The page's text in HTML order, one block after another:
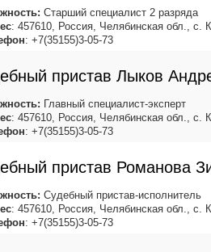
Старший специалист 2 разряда
: 457610, Россия, Челябинская обл., с.
: +7(35155)3-05-73
пристав Лыков
Главный специалист-эксперт
: 457610, Россия, Челябинская обл., с.
: +7(35155)3-05-73
пристав Романова
Судебный пристав-исполнитель
: 457610, Россия, Челябинская обл., с.
: +7(35155)3-05-73